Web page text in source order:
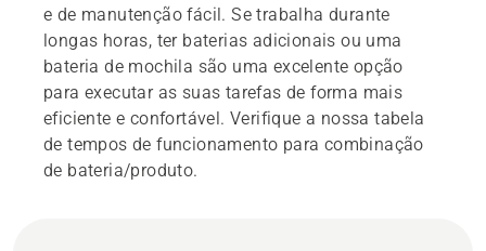
e de manutenção fácil. Se trabalha durante
longas horas, ter baterias adicionais ou uma
bateria de mochila são uma excelente opção
para executar as suas tarefas de forma mais
eficiente e confortável. Verifique a nossa tabela
de tempos de funcionamento para combinação
de bateria/produto.